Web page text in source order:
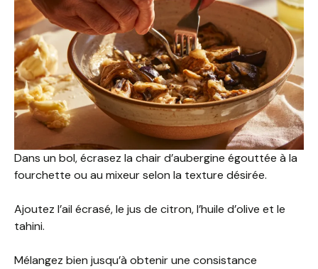
Dans un bol, écrasez la chair d’aubergine égouttée à la
fourchette ou au mixeur selon la texture désirée.
Ajoutez l’ail écrasé, le jus de citron, l’huile d’olive et le
tahini.
Mélangez bien jusqu’à obtenir une consistance